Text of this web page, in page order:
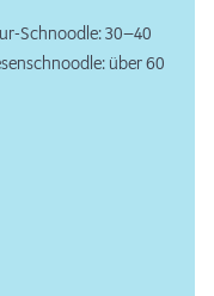
Schnoodle: 30–40
über 60